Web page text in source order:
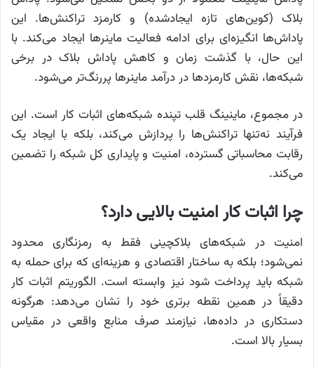
بلاک (کوین‌های تازه ایجادشده) و کارمزد تراکنش‌ها. این
پاداش‌ها انگیزه‌ای برای ادامه فعالیت ماینرها ایجاد می‌کند. با
این حال، با گذشت زمان و کاهش پاداش بلاک در برخی
شبکه‌ها، نقش کارمزدها در درآمد ماینرها پررنگ‌تر می‌شود.
در مجموع، ماینینگ قلب تپنده شبکه‌های اثبات کار است. این
فرآیند نه‌تنها تراکنش‌ها را پردازش می‌کند، بلکه با ایجاد یک
رقابت محاسباتی گسترده، امنیت و پایداری کل شبکه را تضمین
می‌کند.
چرا اثبات کار امنیت بالایی دارد؟
امنیت در شبکه‌های بلاکچینی فقط به رمزنگاری محدود
نمی‌شود؛ بلکه به ساختار اقتصادی و هزینه‌ای که برای حمله به
شبکه باید پرداخت شود نیز وابسته است. الگوریتم اثبات کار
دقیقاً در همین نقطه برتری خود را نشان می‌دهد: هرگونه
دستکاری در داده‌ها، نیازمند صرف منابع واقعی در مقیاس
بسیار بالا است.